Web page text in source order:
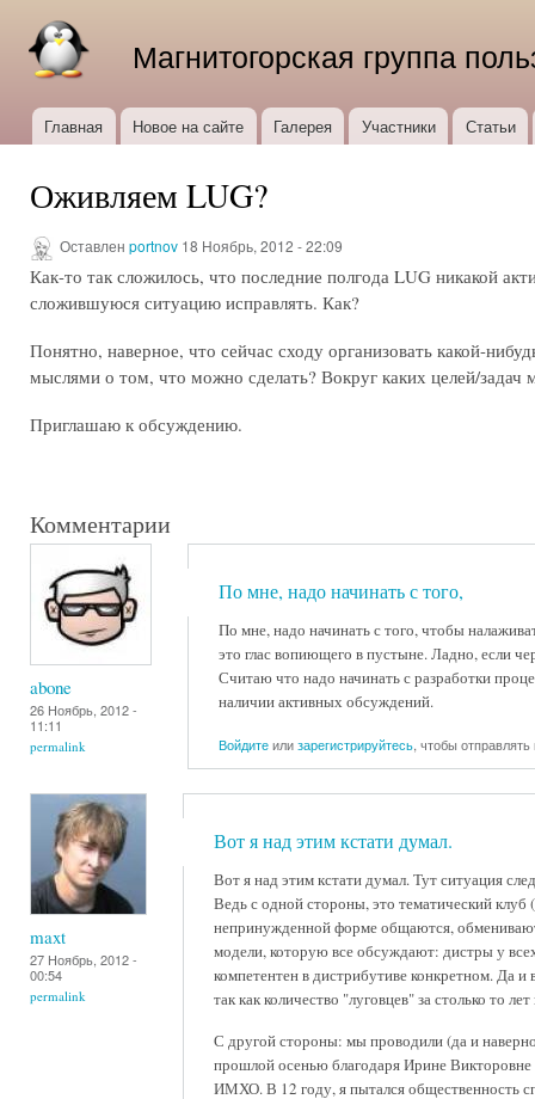
Магнитогорская группа
Главное меню
Главная Новое на сайте Галерея Участники Статьи
Оживляем LUG?
Оставлен portnov 18 Ноябрь, 2012 - 22:09
Как-то так сложилось, что последние полгода LUG никакой
сложившуюся ситуацию исправлять. Как?
Понятно, наверное, что сейчас сходу организовать какой-
мыслями о том, что можно сделать? Вокруг каких целей/задач
Приглашаю к обсуждению.
Комментарии
abone
26 Ноябрь, 2012 -
11:11
permalink
По мне, надо начинать с того,
По мне, надо начинать с того, чтобы
это глас вопиющего в пустыне. Ладно, если
Считаю что надо начинать с разработки
наличии активных обсуждений.
Войдитеилизарегистрируйтесь, чтобы
maxt
27 Ноябрь, 2012 -
00:54
permalink
Вот я над этим кстати думал.
Вот я над этим кстати думал. Тут ситуация
Ведь с одной стороны, это тематический клуб
непринужденной форме общаются,
модели, которую все обсуждают: дистры у
компетентен в дистрибутиве конкретном. Да
так как количество "луговцев" за столько то
С другой стороны: мы проводили (да и
прошлой осенью благодаря Ирине
ИМХО. В 12 году, я пытался общественность